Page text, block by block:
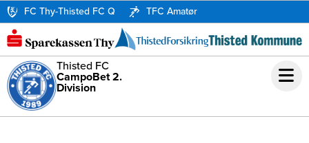
FC Thy-Thisted FC Q TFC Amatør
Thisted FC
CampoBet 2.
Division